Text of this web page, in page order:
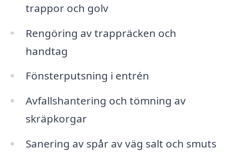
trappor och golv
Rengöring av trappräcken och
handtag
Fönsterputsning i entrén
Avfallshantering och tömning av
skräpkorgar
Sanering av spår av väg salt och smuts